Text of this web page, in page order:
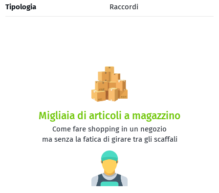
Tipologia Raccordi
Migliaia di articoli a magazzino
Come fare shopping in un negozio
ma senza la fatica di girare tra gli scaffali